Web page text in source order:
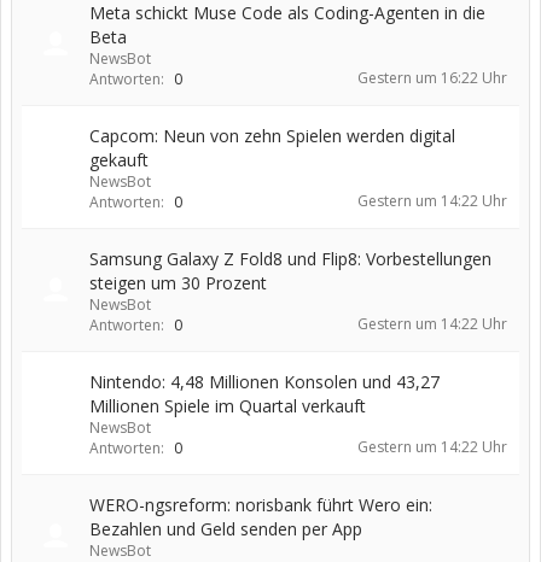
Meta schickt Muse Code als Coding-Agenten in die
Beta
NewsBot
Antworten: 0 Gestern um 16:22 Uhr
Capcom: Neun von zehn Spielen werden digital
gekauft
NewsBot
Antworten: 0 Gestern um 14:22 Uhr
Samsung Galaxy Z Fold8 und Flip8: Vorbestellungen
steigen um 30 Prozent
NewsBot
Antworten: 0 Gestern um 14:22 Uhr
Nintendo: 4,48 Millionen Konsolen und 43,27
Millionen Spiele im Quartal verkauft
NewsBot
Antworten: 0 Gestern um 14:22 Uhr
WERO-ngsreform: norisbank führt Wero ein:
Bezahlen und Geld senden per App
NewsBot